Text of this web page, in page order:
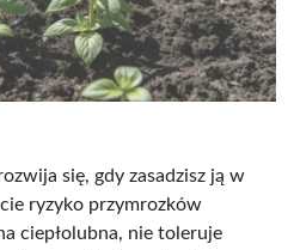
się, gdy zasadzisz ją w
ryzyko przymrozków
ciepłolubna, nie toleruje